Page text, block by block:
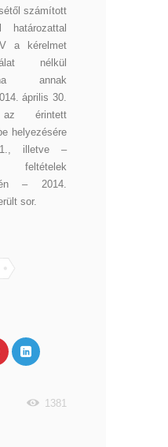
számított
a kérelmet
nélkül
annak
április 30.
érintett
helyezésére
illetve –
feltételek
– 2014.
sor.
1381